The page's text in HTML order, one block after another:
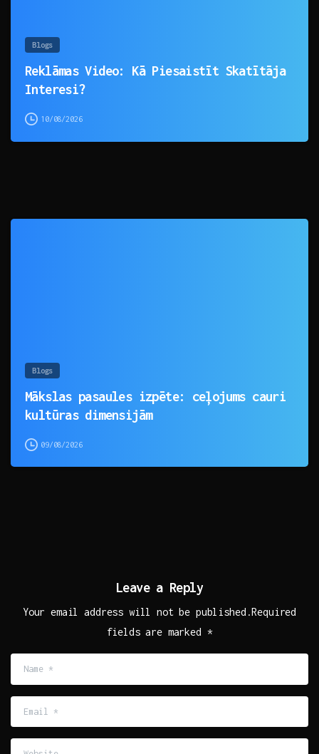
Blogs
Reklāmas Video: Kā Piesaistīt Skatītāja
Interesi?
10/08/2026
Blogs
Mākslas pasaules izpēte: ceļojums cauri
kultūras dimensijām
09/08/2026
Leave a Reply
Your email address will not be published.Required
fields are marked *
*
Website